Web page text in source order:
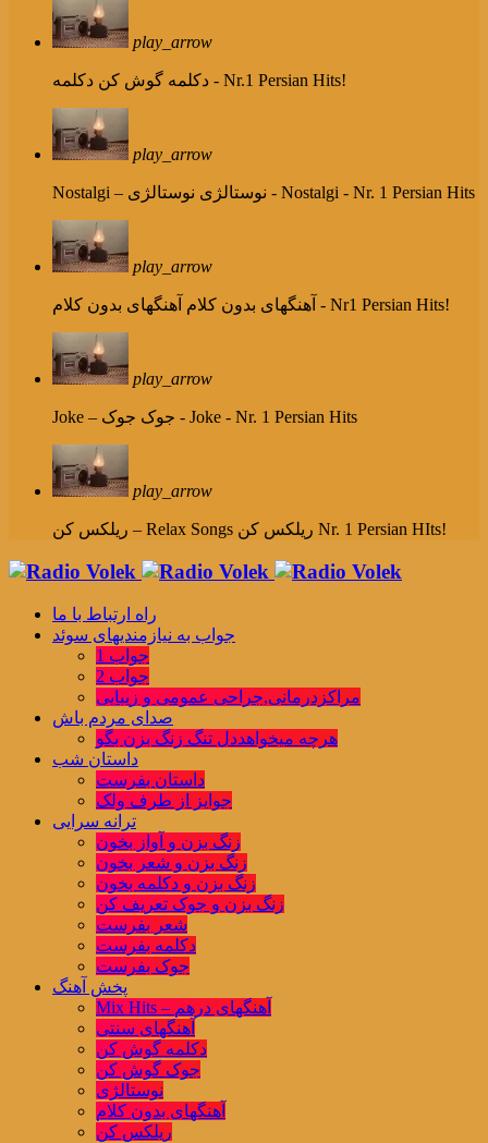
play_arrow
دکلمه گوش کن دکلمه - Nr.1 Persian Hits!
play_arrow
Nostalgi – نوستالژی نوستالژی - Nostalgi - Nr. 1 Persian Hits
play_arrow
آهنگهای بدون کلام آهنگهای بدون کلام - Nr1 Persian Hits!
play_arrow
Joke – جوک جوک - Joke - Nr. 1 Persian Hits
play_arrow
ریلکس کن – Relax Songs ریلکس کن Nr. 1 Persian HIts!
راه ارتباط با ما
جواب به نیازمندیهای سوئد
جواب 1
جواب 2
مراکزدرمانی,جراحی عمومی و زیبایی
صدای مردم باش
هرچه میخواهددل تنگ زنگ بزن بگو
داستان شب
داستان بفرست
جوایز از طرف ولک
ترانه سرایی
زنگ بزن و آواز بخون
زنگ بزن و شعر بخون
زنگ بزن و دکلمه بخون
زنگ بزن و جوک تعریف کن
شعر بفرست
دکلمه بفرست
جوک بفرست
پخش آهنگ
Mix Hits – آهنگهای درهم
آهنگهای سنتی
دکلمه گوش کن
جوک گوش کن
نوستالژی
آهنگهای بدون کلام
ریلکس کن